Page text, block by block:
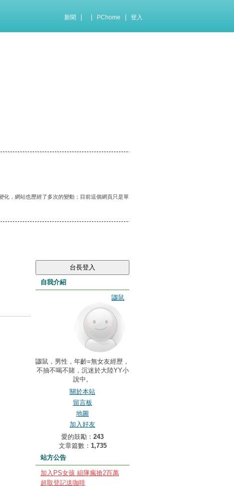
新聞 PChome 登入
化，網站也歷經了多次的變動；目前這個網頁只是單
自我介紹
鼴鼠
鼴鼠，男性，年齡=無女友經歷，
不抽不喝不賭，沉迷於大陸YY小
說中。
關於本站
留言板
地圖
加入好友
愛的鼓勵： 243
文章篇數： 1,735
站方公告
加入PS女孩 組隊瘋搶2百萬
超取登記送咖啡